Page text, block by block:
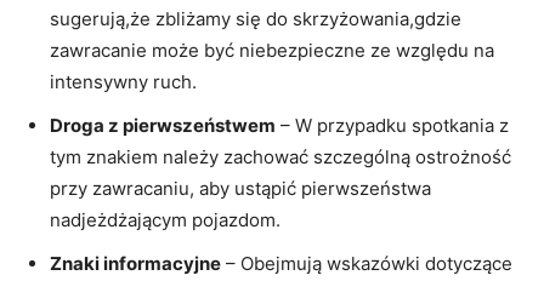
sugerują,że zbliżamy się do skrzyżowania,gdzie
zawracanie może być niebezpieczne ze względu na
intensywny ruch.
Droga z pierwszeństwem – W przypadku spotkania z
tym znakiem należy zachować szczególną ostrożność
przy zawracaniu, aby ustąpić pierwszeństwa
nadjeżdżającym pojazdom.
Znaki informacyjne – Obejmują wskazówki dotyczące